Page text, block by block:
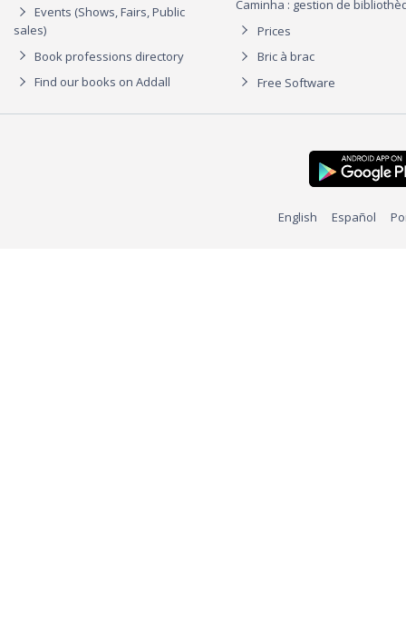
Events (Shows, Fairs, Public
sales)
Book professions directory
Find our books on Addall
Caminha : gestion de
Prices
Bric à brac
Free Software
English Español